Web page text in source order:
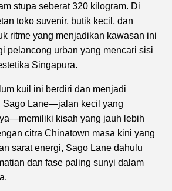
stupa seberat 320 kilogram. Di
toko suvenir, butik kecil, dan
ritme yang menjadikan kawasan ini
pelancong urban yang mencari sisi
Singapura.
kuil ini berdiri dan menjadi
Sago Lane—jalan kecil yang
kisah yang jauh lebih
citra Chinatown masa kini yang
sarat energi, Sago Lane dahulu
dan fase paling sunyi dalam